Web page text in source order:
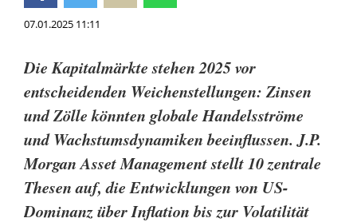
07.01.2025 11:11
Die Kapitalmärkte stehen 2025 vor
entscheidenden Weichenstellungen: Zinsen
und Zölle könnten globale Handelsströme
und Wachstumsdynamiken beeinflussen. J.P.
Morgan Asset Management stellt 10 zentrale
Thesen auf, die Entwicklungen von US-
Dominanz über Inflation bis zur Volatilität